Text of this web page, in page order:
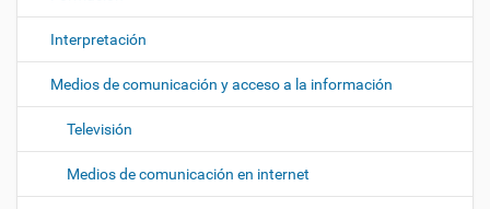
Interpretación
Medios de comunicación y acceso a la información
Televisión
Medios de comunicación en internet